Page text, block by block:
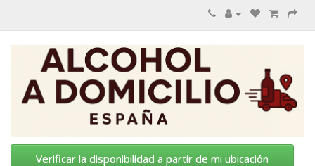
Verificar la disponibilidad a partir de mi ubicación